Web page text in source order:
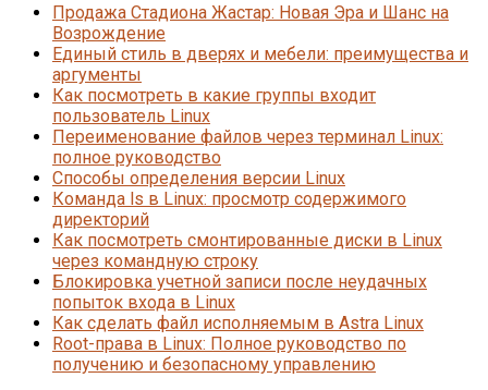
Продажа Стадиона Жастар: Новая Эра и Шанс на
Возрождение
Единый стиль в дверях и мебели: преимущества и
аргументы
Как посмотреть в какие группы входит
пользователь Linux
Переименование файлов через терминал Linux:
полное руководство
Способы определения версии Linux
Команда ls в Linux: просмотр содержимого
директорий
Как посмотреть смонтированные диски в Linux
через командную строку
Блокировка учетной записи после неудачных
попыток входа в Linux
Как сделать файл исполняемым в Astra Linux
Root-права в Linux: Полное руководство по
получению и безопасному управлению